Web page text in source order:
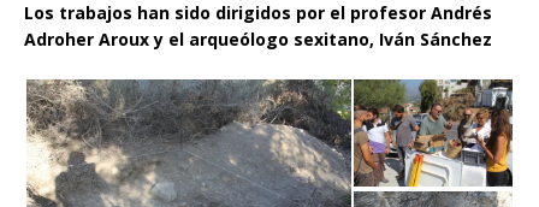
Los trabajos han sido dirigidos por el profesor Andrés
Adroher Aroux y el arqueólogo sexitano, Iván Sánchez